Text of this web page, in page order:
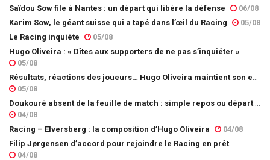
Saïdou Sow file à Nantes : un départ qui libère la défense
06/08
Karim Sow, le géant suisse qui a tapé dans l’œil du Racing
05/08
Le Racing inquiète
05/08
Hugo Oliveira : « Dîtes aux supporters de ne pas s’inquiéter »
05/08
05/08
04/08
Racing – Elversberg : la composition d’Hugo Oliveira
04/08
Filip Jørgensen d’accord pour rejoindre le Racing en prêt
04/08